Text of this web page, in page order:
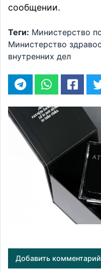
сообщении.
Теги: Министерство
Министерство
внутренних дел
Добавить комментарий